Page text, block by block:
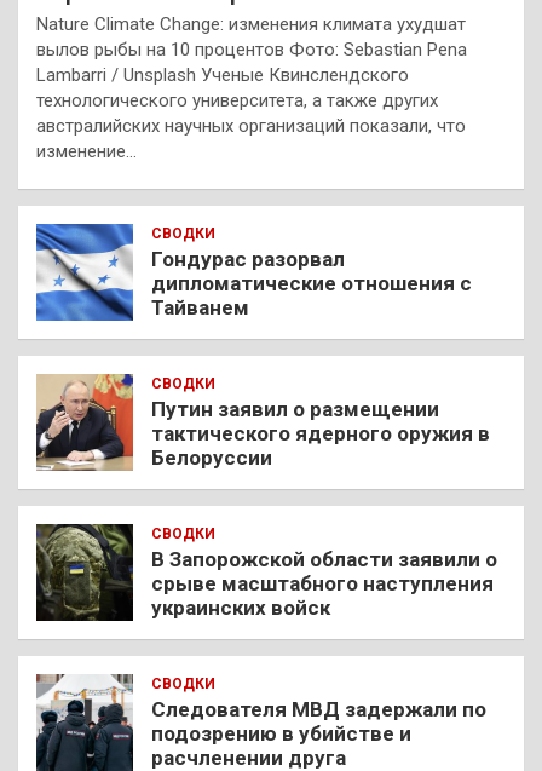
Nature Climate Change: изменения климата ухудшат
вылов рыбы на 10 процентов Фото: Sebastian Pena
Lambarri / Unsplash Ученые Квинслендского
технологического университета, а также других
австралийских научных организаций показали, что
изменение…
СВОДКИ
Гондурас разорвал
дипломатические отношения с
Тайванем
СВОДКИ
Путин заявил о размещении
тактического ядерного оружия в
Белоруссии
СВОДКИ
В Запорожской области заявили о
срыве масштабного наступления
украинских войск
СВОДКИ
Следователя МВД задержали по
подозрению в убийстве и
расчленении друга